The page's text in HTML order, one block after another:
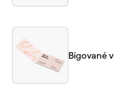
Bigované